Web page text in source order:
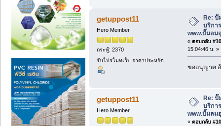
getuppost11
Hero Member
กระทู้: 2370
รับโปรโมทเว็บ ราคาประหยัด
Re:
บริกา
www.ปั๊มลม
« ตอบกลับ
15:04:46 น. »
ขออนุญาต
getuppost11
Hero Member
Re:
บริกา
www.ปั๊มลม
« ตอบกลับ